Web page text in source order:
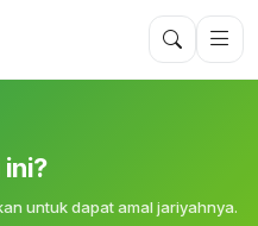
ini?
untuk dapat amal jariyahnya.